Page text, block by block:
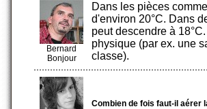
Bernard
Bonjour
Dans les pièces
d'environ 20°C. Dans
peut descendre à
physique (par ex. une
classe).
Combien de fois faut-il aérer